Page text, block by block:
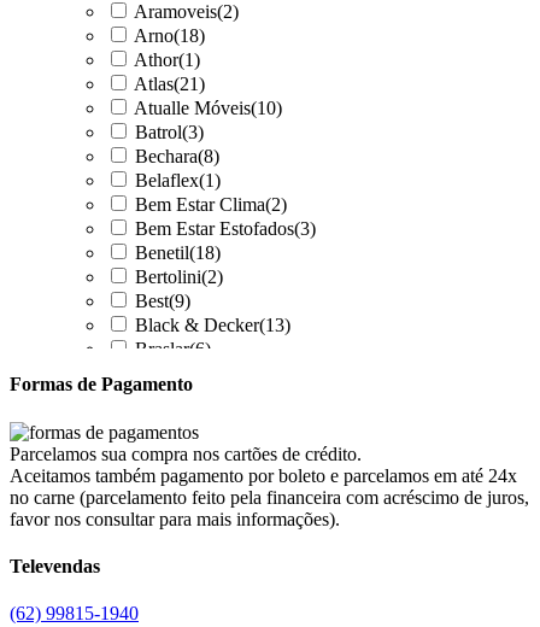
Aramoveis(2)
Arno(18)
Athor(1)
Atlas(21)
Atualle Móveis(10)
Batrol(3)
Bechara(8)
Belaflex(1)
Bem Estar Clima(2)
Bem Estar Estofados(3)
Benetil(18)
Bertolini(2)
Best(9)
Black & Decker(13)
Braslar(6)
Britânia
Cairu(7)
Canaã Moveis (0)
Canaã Móveis(2)
Carioca Móveis(8)
Clarice
Formas de Pagamento
Parcelamos sua compra nos cartões de crédito.
Aceitamos também pagamento por boleto e parcelamos em até 24x
no carne (parcelamento feito pela financeira com acréscimo de juros,
favor nos consultar para mais informações).
Televendas
(62) 99815-1940